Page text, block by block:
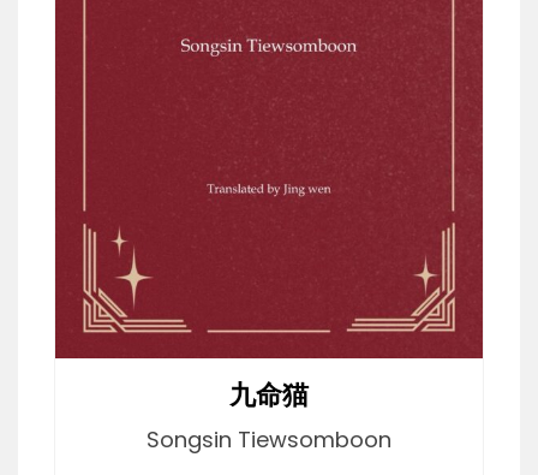
九命猫
Songsin Tiewsomboon